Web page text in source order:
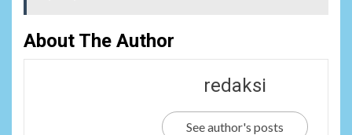
About The Author
redaksi
See author's posts